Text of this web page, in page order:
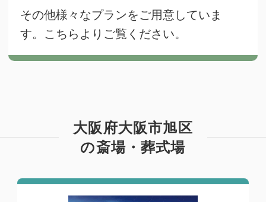
その他様々なプランをご用意していま
す。こちらよりご覧ください。
大阪府大阪市旭区
の斎場・葬式場